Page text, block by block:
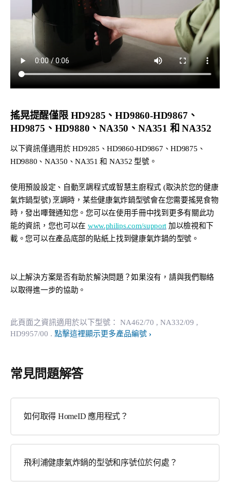
搖晃提醒僅限 HD9285、HD9860-HD9867、
HD9875、HD9880、NA350、NA351 和 NA352
以下資訊僅適用於 HD9285、HD9860-HD9867、HD9875、
HD9880、NA350、NA351 和 NA352 型號。
使用預設設定、自動烹調程式或智慧主廚程式 (取決於您的健康
氣炸鍋型號) 烹調時，某些健康氣炸鍋型號會在您需要搖晃食物
時，發出嗶聲通知您。您可以在使用手冊中找到更多有關此功
能的資訊，您也可以在 www.philips.com/support 加以檢視和下
載。您可以在產品底部的貼紙上找到健康氣炸鍋的型號。
以上解決方案是否有助於解決問題？如果沒有，請與我們聯絡
以取得進一步的協助。
此頁面之資訊適用於以下型號： NA462/70 , NA332/09 ,
HD9957/00 . 點擊這裡顯示更多產品編號
常見問題解答
如何取得 HomeID 應用程式？
飛利浦健康氣炸鍋的型號和序號位於何處？